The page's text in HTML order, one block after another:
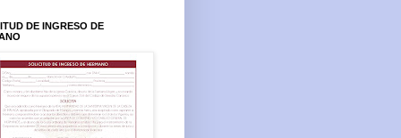
DE INGRESO DE